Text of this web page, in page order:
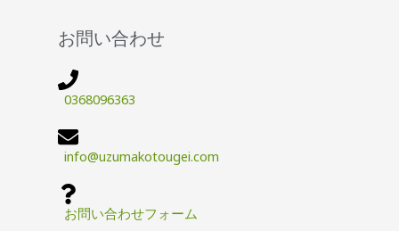
お問い合わせ
0368096363
info@uzumakotougei.com
お問い合わせフォーム